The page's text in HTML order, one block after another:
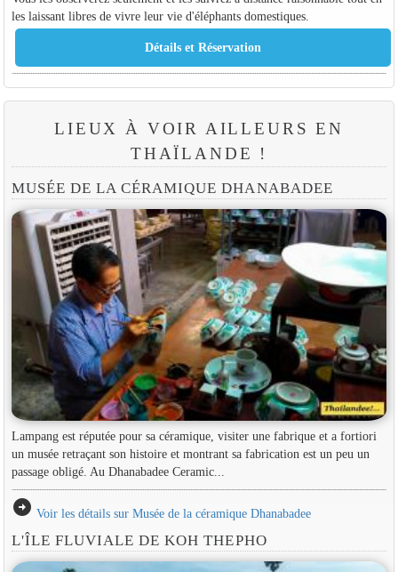
les laissant libres de vivre leur vie d'éléphants domestiques.
LIEUX À VOIR AILLEURS EN
THAÏLANDE !
MUSÉE DE LA CÉRAMIQUE DHANABADEE
Lampang est réputée pour sa céramique, visiter une fabrique et a fortiori
un musée retraçant son histoire et montrant sa fabrication est un peu un
passage obligé. Au Dhanabadee Ceramic...
arrow_circle_right Voir les détails sur Musée de la céramique Dhanabadee
L'ÎLE FLUVIALE DE KOH THEPHO